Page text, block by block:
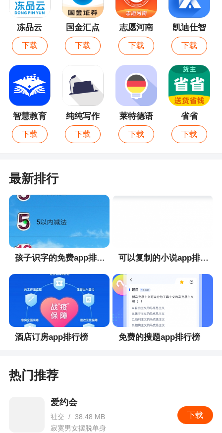
3、支持今日水印相机。
冻品云
下载
国金汇点
期权
下载
志愿河南
下载
凯迪仕智
能
下载
智慧教育
下载
纯纯写作
下载
莱特德语
学习背单
词
下载
省省
下载
最新排行
孩子识字的免费app排行榜 可以复制的小说app排行榜
酒店订房app排行榜 免费的搜题app排行榜
热门推荐
下载
爱约会
社交 / 38.48 MB
寂寞男女摆脱单身